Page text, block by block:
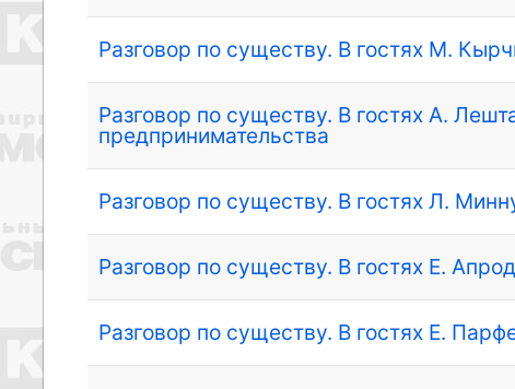
Разговор по существу. В гостях М.
Разговор по существу. В гостях А.
предпринимательства
Разговор по существу. В гостях Л.
Разговор по существу. В гостях Е.
Разговор по существу. В гостях Е.